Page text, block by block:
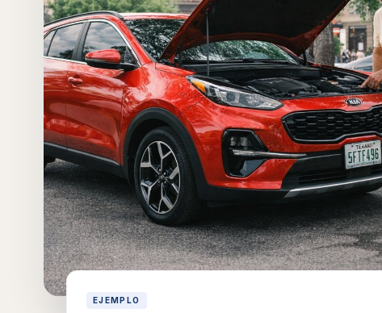
Marcador de foto
sube claims-hero.jpg para reemplazar
EJEMPLO